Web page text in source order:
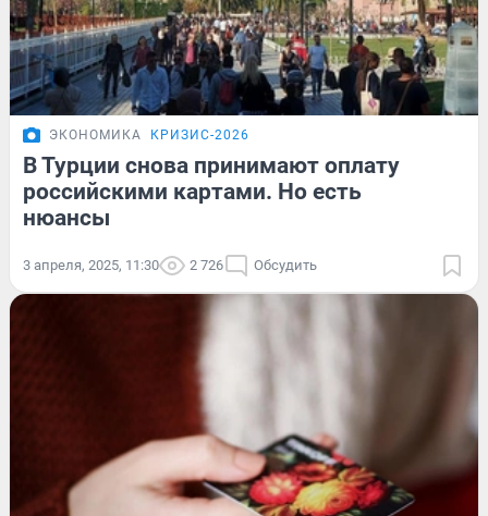
ЭКОНОМИКА КРИЗИС-2026
В Турции снова принимают оплату
российскими картами. Но есть
нюансы
3 апреля, 2025, 11:30 2 726 Обсудить